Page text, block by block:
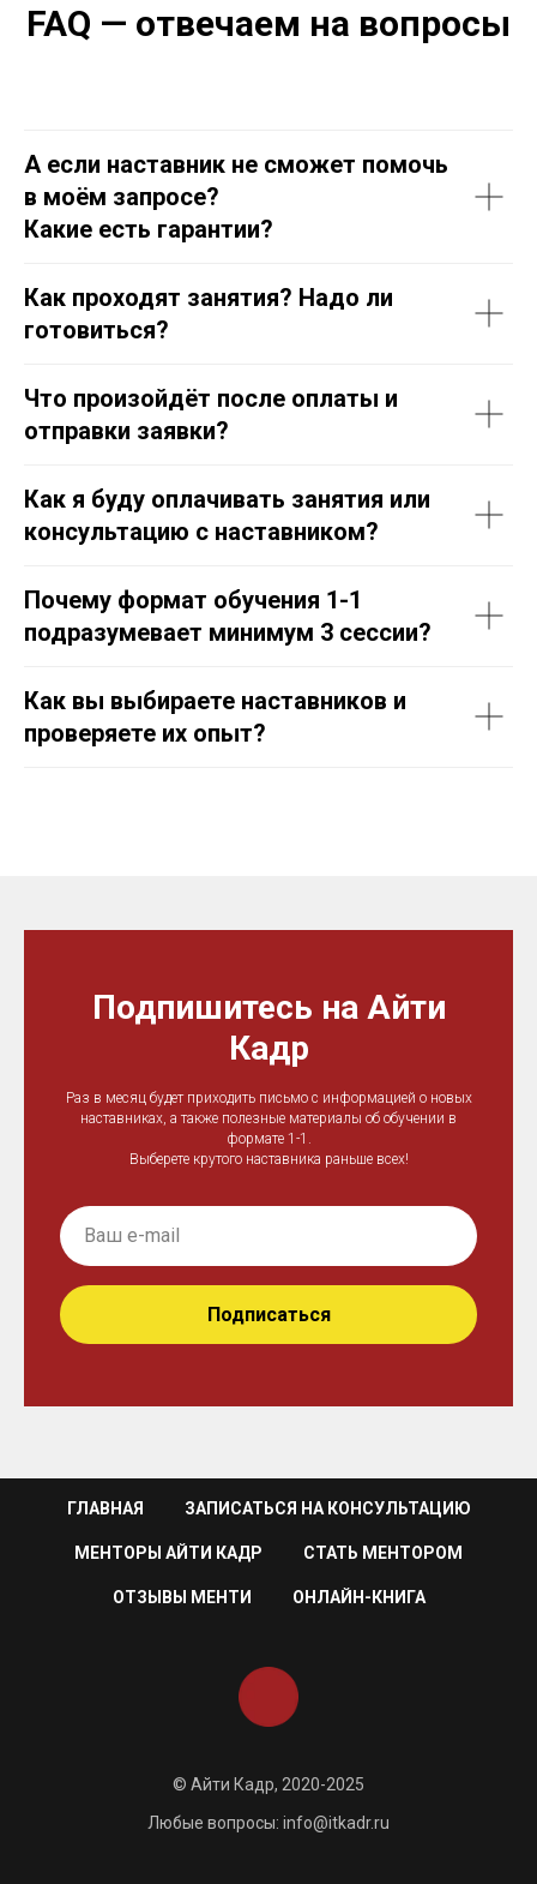
FAQ — отвечаем на вопросы
А если наставник не сможет помочь
в моём запросе?
Какие есть гарантии?
Как проходят занятия? Надо ли
готовиться?
Что произойдёт после оплаты и
отправки заявки?
Как я буду оплачивать занятия или
консультацию с наставником?
Почему формат обучения 1-1
подразумевает минимум 3 сессии?
Как вы выбираете наставников и
проверяете их опыт?
Подпишитесь на Айти
Кадр
Раз в месяц будет приходить письмо с информацией о новых
наставниках, а также полезные материалы об обучении в
формате 1-1.
Выберете крутого наставника раньше всех!
Подписаться
ГЛАВНАЯ ЗАПИСАТЬСЯ НА КОНСУЛЬТАЦИЮ
МЕНТОРЫ АЙТИ КАДР СТАТЬ МЕНТОРОМ
ОТЗЫВЫ МЕНТИ ОНЛАЙН-КНИГА
© Айти Кадр, 2020-2025
Любые вопросы: info@itkadr.ru